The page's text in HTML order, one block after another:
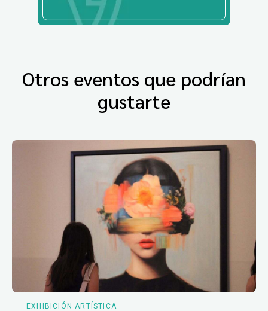
Otros eventos que podrían
gustarte
EXHIBICIÓN ARTÍSTICA